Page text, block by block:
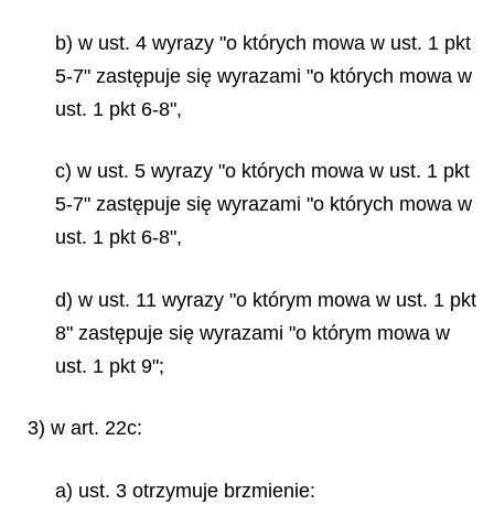
b) w ust. 4 wyrazy "o których mowa w ust. 1 pkt
5-7" zastępuje się wyrazami "o których mowa w
ust. 1 pkt 6-8",
c) w ust. 5 wyrazy "o których mowa w ust. 1 pkt
5-7" zastępuje się wyrazami "o których mowa w
ust. 1 pkt 6-8",
d) w ust. 11 wyrazy "o którym mowa w ust. 1 pkt
8" zastępuje się wyrazami "o którym mowa w
ust. 1 pkt 9";
3) w art. 22c:
a) ust. 3 otrzymuje brzmienie: